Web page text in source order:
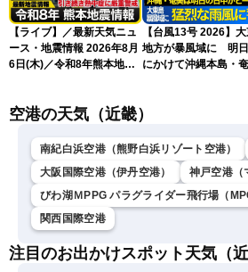
【ライブ】／最新天気ニュ
ース・地震情報 2026年8月
6日(木)／令和8年熊本地震
ースLiVEアフタヌーン・青
【台風13号 2026】
地方が暴風域に 明
にかけて沖縄本島・
空港の天気（近畿）
南紀白浜空港（熊野白浜リゾート空港）
大阪国際空港（伊丹空港）
神戸空港（
びわ湖ＭPPG パラグライダー飛行場（
関西国際空港
注目のお出かけスポット天気（近